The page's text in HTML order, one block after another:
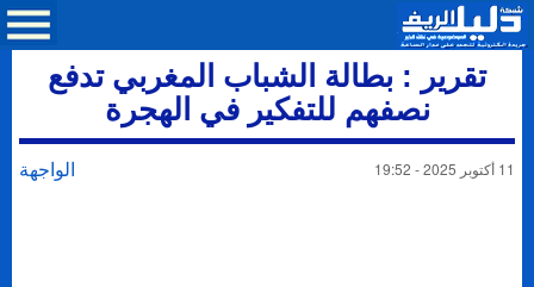
تقرير : بطالة الشباب المغربي تدفع
نصفهم للتفكير في الهجرة
الواجهة 11 أكتوبر 2025 - 19:52